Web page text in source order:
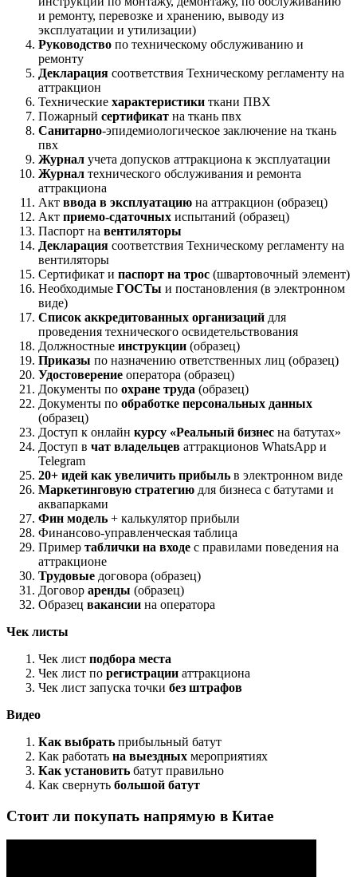
и ремонту, перевозке и хранению, выводу из
эксплуатации и утилизации)
Руководство по техническому обслуживанию и
ремонту
Декларация соответствия Техническому регламенту на
аттракцион
Технические характеристики ткани ПВХ
Пожарный сертификат на ткань пвх
Санитарно-эпидемиологическое заключение на ткань
пвх
Журнал учета допусков аттракциона к эксплуатации
Журнал технического обслуживания и ремонта
аттракциона
Акт ввода в эксплуатацию на аттракцион (образец)
Акт приемо-сдаточных испытаний (образец)
Паспорт на вентиляторы
Декларация соответствия Техническому регламенту на
вентиляторы
Сертификат и паспорт на трос (швартовочный элемент)
Необходимые ГОСТы и постановления (в электронном
виде)
Список аккредитованных организаций для
проведения технического освидетельствования
Должностные инструкции (образец)
Приказы по назначению ответственных лиц (образец)
Удостоверение оператора (образец)
Документы по охране труда (образец)
Документы по обработке персональных данных
(образец)
Доступ к онлайн курсу «Реальный бизнес на батутах»
Доступ в чат владельцев аттракционов WhatsApp и
Telegram
20+ идей как увеличить прибыль в электронном виде
Маркетинговую стратегию для бизнеса с батутами и
аквапарками
Фин модель + калькулятор прибыли
Финансово-управленческая таблица
Пример таблички на входе с правилами поведения на
аттракционе
Трудовые договора (образец)
Договор аренды (образец)
Образец вакансии на оператора
Чек листы
Чек лист подбора места
Чек лист по регистрации аттракциона
Чек лист запуска точки без штрафов
Видео
Как выбрать прибыльный батут
Как работать на выездных мероприятиях
Как установить батут правильно
Как свернуть большой батут
Стоит ли покупать напрямую в Китае